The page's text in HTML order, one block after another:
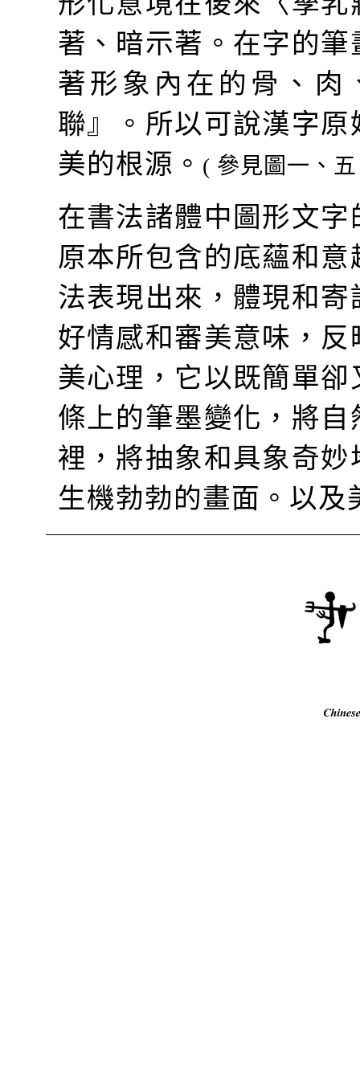
著、暗示著。在字的
著形象內在的骨、肉
聯』。所以可說漢字
美的根源。 ( 參見圖一、
在書法諸體中圖形文
原本所包含的底蘊和
法表現出來，體現和
好情感和審美意味，
美心理，它以既簡單
條上的筆墨變化，將
裡，將抽象和具象奇
生機勃勃的畫面。以及